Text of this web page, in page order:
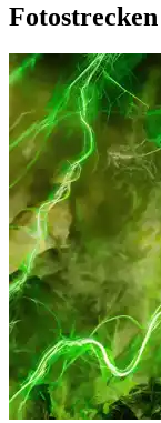
Fotostrecken